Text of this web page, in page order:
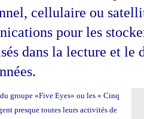
cellulaire ou
pour les
dans la lecture et le
groupe «Five Eyes» ou les « Cinq
presque toutes leurs activités de